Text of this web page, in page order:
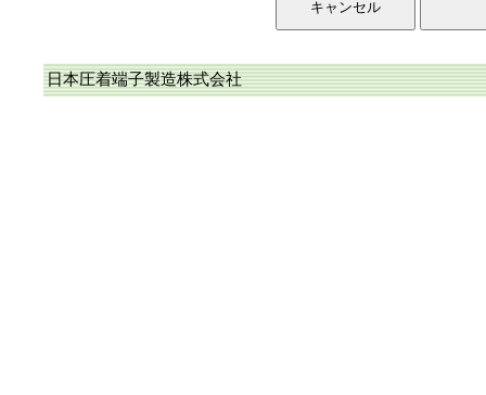
日本圧着端子製造株式会社